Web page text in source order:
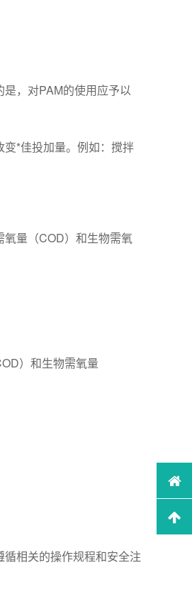
，对PAM的使用应予以
*佳投加量。例如：搅拌
量（COD）和生物需氧
）和生物需氧量
相关的操作规程和安全注